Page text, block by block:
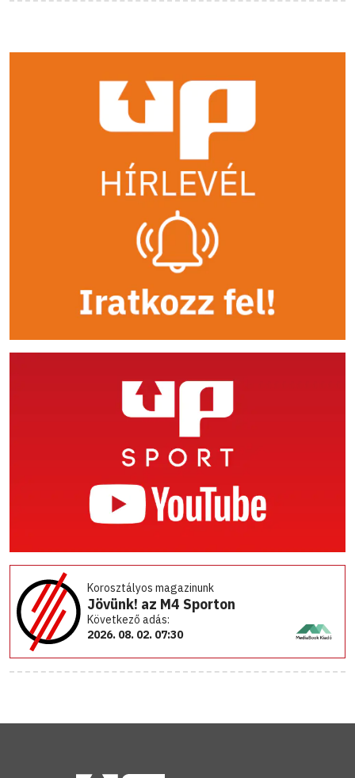
Korosztályos magazinunk
Jövünk! az M4 Sporton
Következő adás:
2026. 08. 02. 07:30